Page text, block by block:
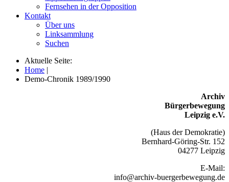
Fernsehen in der Opposition
Kontakt
Über uns
Linksammlung
Suchen
Aktuelle Seite:
Home |
Demo-Chronik 1989/1990
Archiv
Bürgerbewegung
Leipzig e.V.
(Haus der Demokratie)
Bernhard-Göring-Str. 152
04277 Leipzig
E-Mail:
info@archiv-buergerbewegung.de